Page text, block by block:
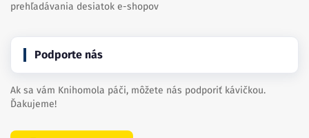
prehľadávania desiatok e-shopov
Podporte nás
Ak sa vám Knihomola páči, môžete nás podporiť kávičkou.
Ďakujeme!